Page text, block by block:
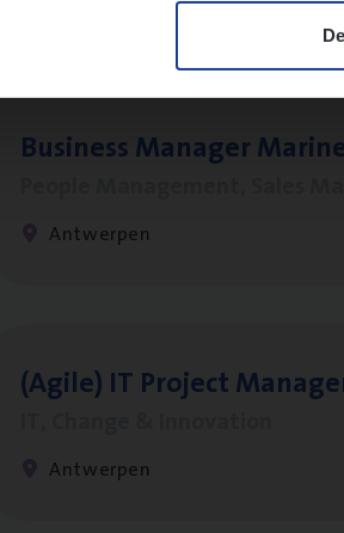
Busi­ness Mana­ger
Antwerpen
(Agi­le) IT Pro­ject
Antwerpen